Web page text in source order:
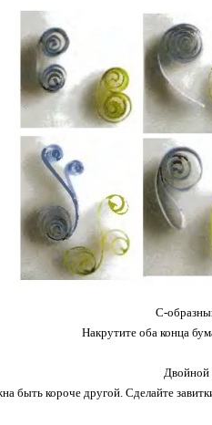
С-
Накрутите оба конца
Двойной
быть короче другой. Сделайте